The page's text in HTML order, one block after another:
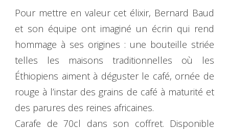
Pour mettre en valeur cet élixir, Bernard Baud
et son équipe ont imaginé un écrin qui rend
hommage à ses origines : une bouteille striée
telles les maisons traditionnelles où les
Éthiopiens aiment à déguster le café, ornée de
rouge à l’instar des grains de café à maturité et
des parures des reines africaines.
Carafe de 70cl dans son coffret. Disponible